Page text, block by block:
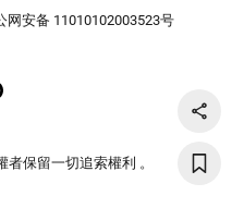
网安备 11010102003523号
保留一切追索權利 。